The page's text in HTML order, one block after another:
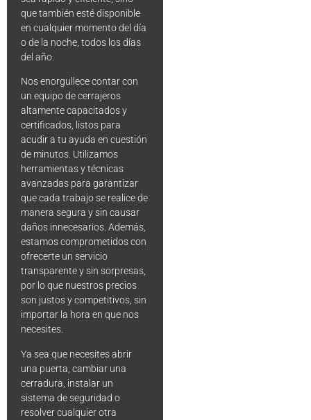
que también esté disponible
en cualquier momento del día
o de la noche, todos los días
del año.
Nos enorgullece contar con
un equipo de cerrajeros
altamente capacitados y
certificados, listos para
acudir a tu ayuda en cuestión
de minutos. Utilizamos
herramientas y técnicas
avanzadas para garantizar
que cada trabajo se realice de
manera segura y sin causar
daños innecesarios. Además,
estamos comprometidos con
ofrecerte un servicio
transparente y sin sorpresas,
por lo que nuestros precios
son justos y competitivos, sin
importar la hora en que nos
necesites.
Ya sea que necesites abrir
una puerta, cambiar una
cerradura, instalar un
sistema de seguridad o
resolver cualquier otra